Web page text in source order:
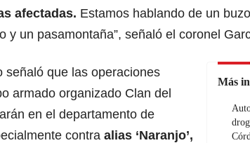
afectadas. Estamos hablando de un
y un pasamontaña”, señaló el coronel
Más
señaló que las operaciones
armado organizado Clan del
en el departamento de
contra alias ‘Naranjo’,